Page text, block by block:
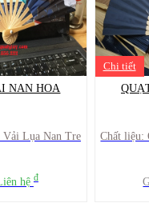
NAN HOA
Vải Lụa Nan Tre
hệ đ
Chi tiết
Chất liệu: